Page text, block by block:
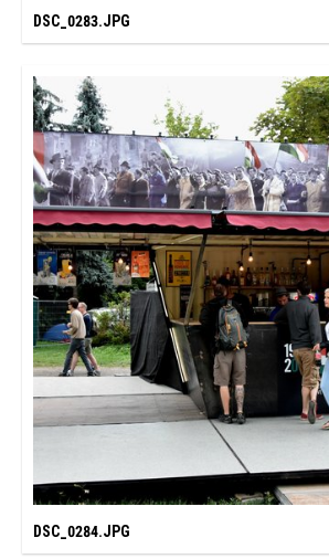
DSC_0283.JPG
DSC_0284.JPG